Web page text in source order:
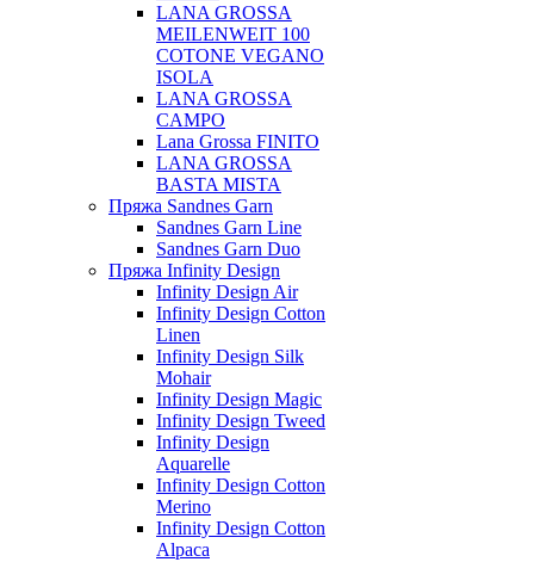
LANA GROSSA
MEILENWEIT 100
COTONE VEGANO
ISOLA
LANA GROSSA
CAMPO
Lana Grossa FINITO
LANA GROSSA
BASTA MISTA
Пряжа Sandnes Garn
Sandnes Garn Line
Sandnes Garn Duo
Пряжа Infinity Design
Infinity Design Air
Infinity Design Cotton
Linen
Infinity Design Silk
Mohair
Infinity Design Magic
Infinity Design Tweed
Infinity Design
Aquarelle
Infinity Design Cotton
Merino
Infinity Design Cotton
Alpaca